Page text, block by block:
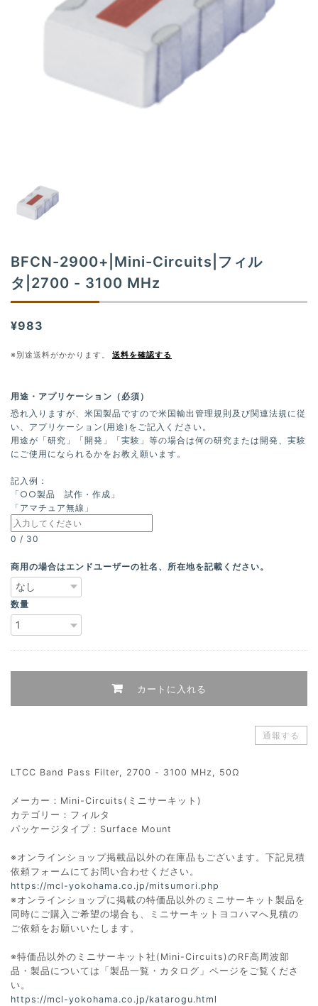
t
BFCN-2900+|Mini-Circuits|フィル
タ|2700 - 3100 MHz
¥983
※別途送料がかかります。 送料を確認する
用途・アプリケーション（必須）
恐れ入りますが、米国製品ですので米国輸出管理規則及び関連法規に従
い、アプリケーション(用途)をご記入ください。
用途が「研究」「開発」「実験」等の場合は何の研究または開発、実験
にご使用になられるかをお教え願います。
記入例：
「○○製品 試作・作成」
「アマチュア無線」
0 / 30
商用の場合はエンドユーザーの社名、所在地を記載ください。
数量
カートに入れる
通報する
LTCC Band Pass Filter, 2700 - 3100 MHz, 50Ω
メーカー：Mini-Circuits(ミニサーキット)
カテゴリー：フィルタ
パッケージタイプ：Surface Mount
※オンラインショップ掲載品以外の在庫品もございます。下記見積
依頼フォームにてお問い合わせください。
https://mcl-yokohama.co.jp/mitsumori.php
※オンラインショップに掲載の特価品以外のミニサーキット製品を
同時にご購入ご希望の場合も、ミニサーキットヨコハマへ見積の
ご依頼をお願いいたします。
※特価品以外のミニサーキット社(Mini-Circuits)のRF高周波部
品・製品については「製品一覧・カタログ」ページをご覧くださ
い。
https://mcl-yokohama.co.jp/katarogu.html